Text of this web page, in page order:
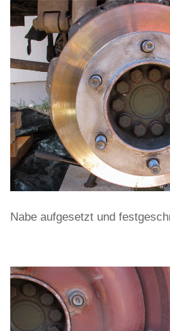
Nabe aufgesetzt und